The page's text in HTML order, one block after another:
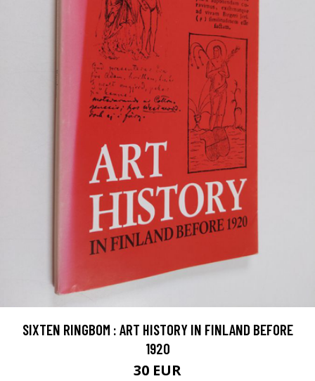
SIXTEN RINGBOM : ART HISTORY IN FINLAND BEFORE
1920
30 EUR